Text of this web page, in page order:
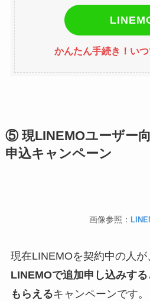
かんたん手続き！い
⑤ 現LINEMOユーザー
申込キャンペーン
画像参照：
現在LINEMOを契約中の人が
LINEMOで追加申し込みす
もらえるキャンペーンです。